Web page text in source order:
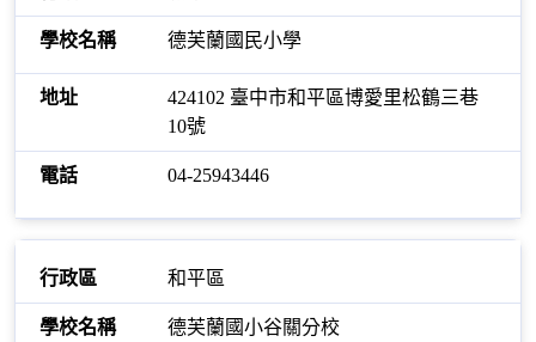
德芙蘭國民小學
424102 臺中市和平區博愛里松鶴三巷
10號
04-25943446
和平區
德芙蘭國小谷關分校